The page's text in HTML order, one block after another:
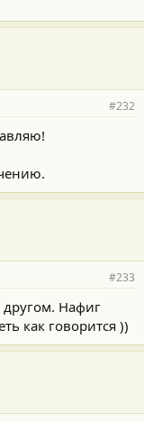
#232
#233
другом. Нафиг
как говорится ))